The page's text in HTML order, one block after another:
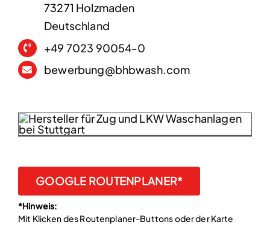
73271 Holzmaden
Deutschland
+49 7023 90054-0
bewerbung@bhbwash.com
GOOGLE ROUTENPLANER*
*Hinweis:
Mit Klicken des Routenplaner-Buttons oder der Karte